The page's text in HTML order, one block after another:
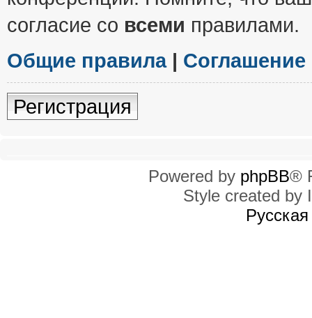
согласие со всеми правилами.
Общие правила|
Регистрация
Powered by phpBB®
Style created by